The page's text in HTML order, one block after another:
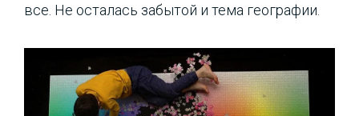
все. Не осталась забытой и тема географии.